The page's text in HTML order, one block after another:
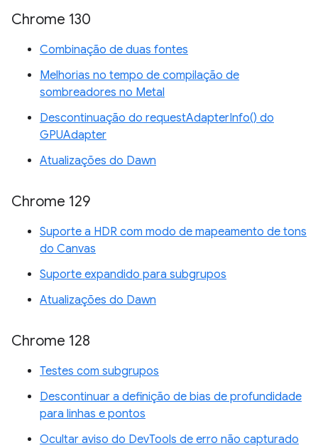
Chrome 130
Combinação de duas fontes
Melhorias no tempo de compilação de
sombreadores no Metal
Descontinuação do requestAdapterInfo() do
GPUAdapter
Atualizações do Dawn
Chrome 129
Suporte a HDR com modo de mapeamento de tons
do Canvas
Suporte expandido para subgrupos
Atualizações do Dawn
Chrome 128
Testes com subgrupos
Descontinuar a definição de bias de profundidade
para linhas e pontos
Ocultar aviso do DevTools de erro não capturado